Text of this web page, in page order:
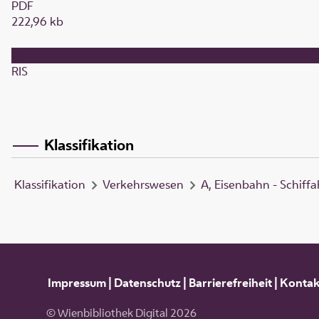
PDF
222,96 kb
RIS
Klassifikation
Klassifikation Verkehrswesen A, Eisenbahn -
Impressum| Datenschutz| Barrierefreiheit|
© Wienbibliothek Digital 2026